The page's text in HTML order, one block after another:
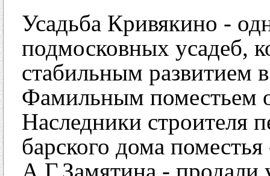
Усадьба Кривякино -
подмосковных усадеб,
стабильным развитием
Фамильным поместьем
Наследники строителя
барского дома